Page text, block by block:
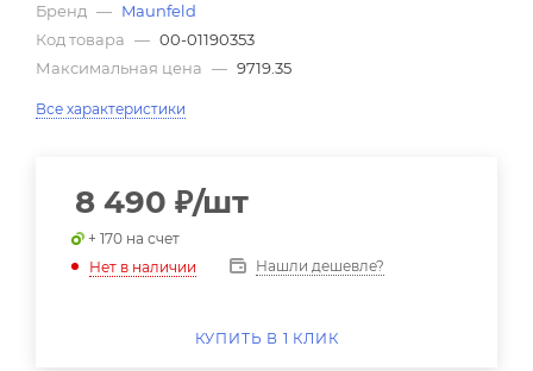
Бренд — Maunfeld
Код товара — 00-01190353
Максимальная цена — 9719.35
Все характеристики
8 490 ₽/шт
+ 170 на счет
Нет в наличии
Нашли дешевле?
КУПИТЬ В 1 КЛИК